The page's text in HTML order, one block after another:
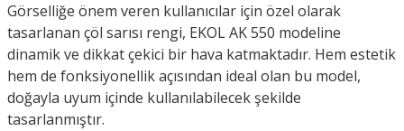
Görselliğe önem veren kullanıcılar için özel olarak
tasarlanan çöl sarısı rengi, EKOL AK 550 modeline
dinamik ve dikkat çekici bir hava katmaktadır. Hem estetik
hem de fonksiyonellik açısından ideal olan bu model,
doğayla uyum içinde kullanılabilecek şekilde
tasarlanmıştır.